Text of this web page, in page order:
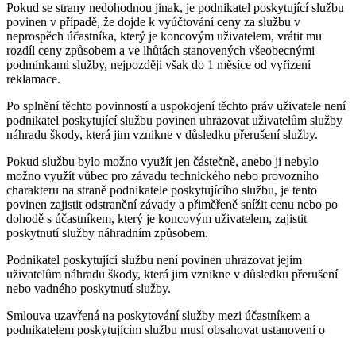
Pokud se strany nedohodnou jinak, je podnikatel poskytující službu
povinen v případě, že dojde k vyúčtování ceny za službu v
neprospěch účastníka, který je koncovým uživatelem, vrátit mu
rozdíl ceny způsobem a ve lhůtách stanovených všeobecnými
podmínkami služby, nejpozději však do 1 měsíce od vyřízení
reklamace.
Po splnění těchto povinností a uspokojení těchto práv uživatele není
podnikatel poskytující službu povinen uhrazovat uživatelům služby
náhradu škody, která jim vznikne v důsledku přerušení služby.
Pokud službu bylo možno využít jen částečně, anebo ji nebylo
možno využít vůbec pro závadu technického nebo provozního
charakteru na straně podnikatele poskytujícího službu, je tento
povinen zajistit odstranění závady a přiměřeně snížit cenu nebo po
dohodě s účastníkem, který je koncovým uživatelem, zajistit
poskytnutí služby náhradním způsobem.
Podnikatel poskytující službu není povinen uhrazovat jejím
uživatelům náhradu škody, která jim vznikne v důsledku přerušení
nebo vadného poskytnutí služby.
Smlouva uzavřená na poskytování služby mezi účastníkem a
podnikatelem poskytujícím službu musí obsahovat ustanovení o